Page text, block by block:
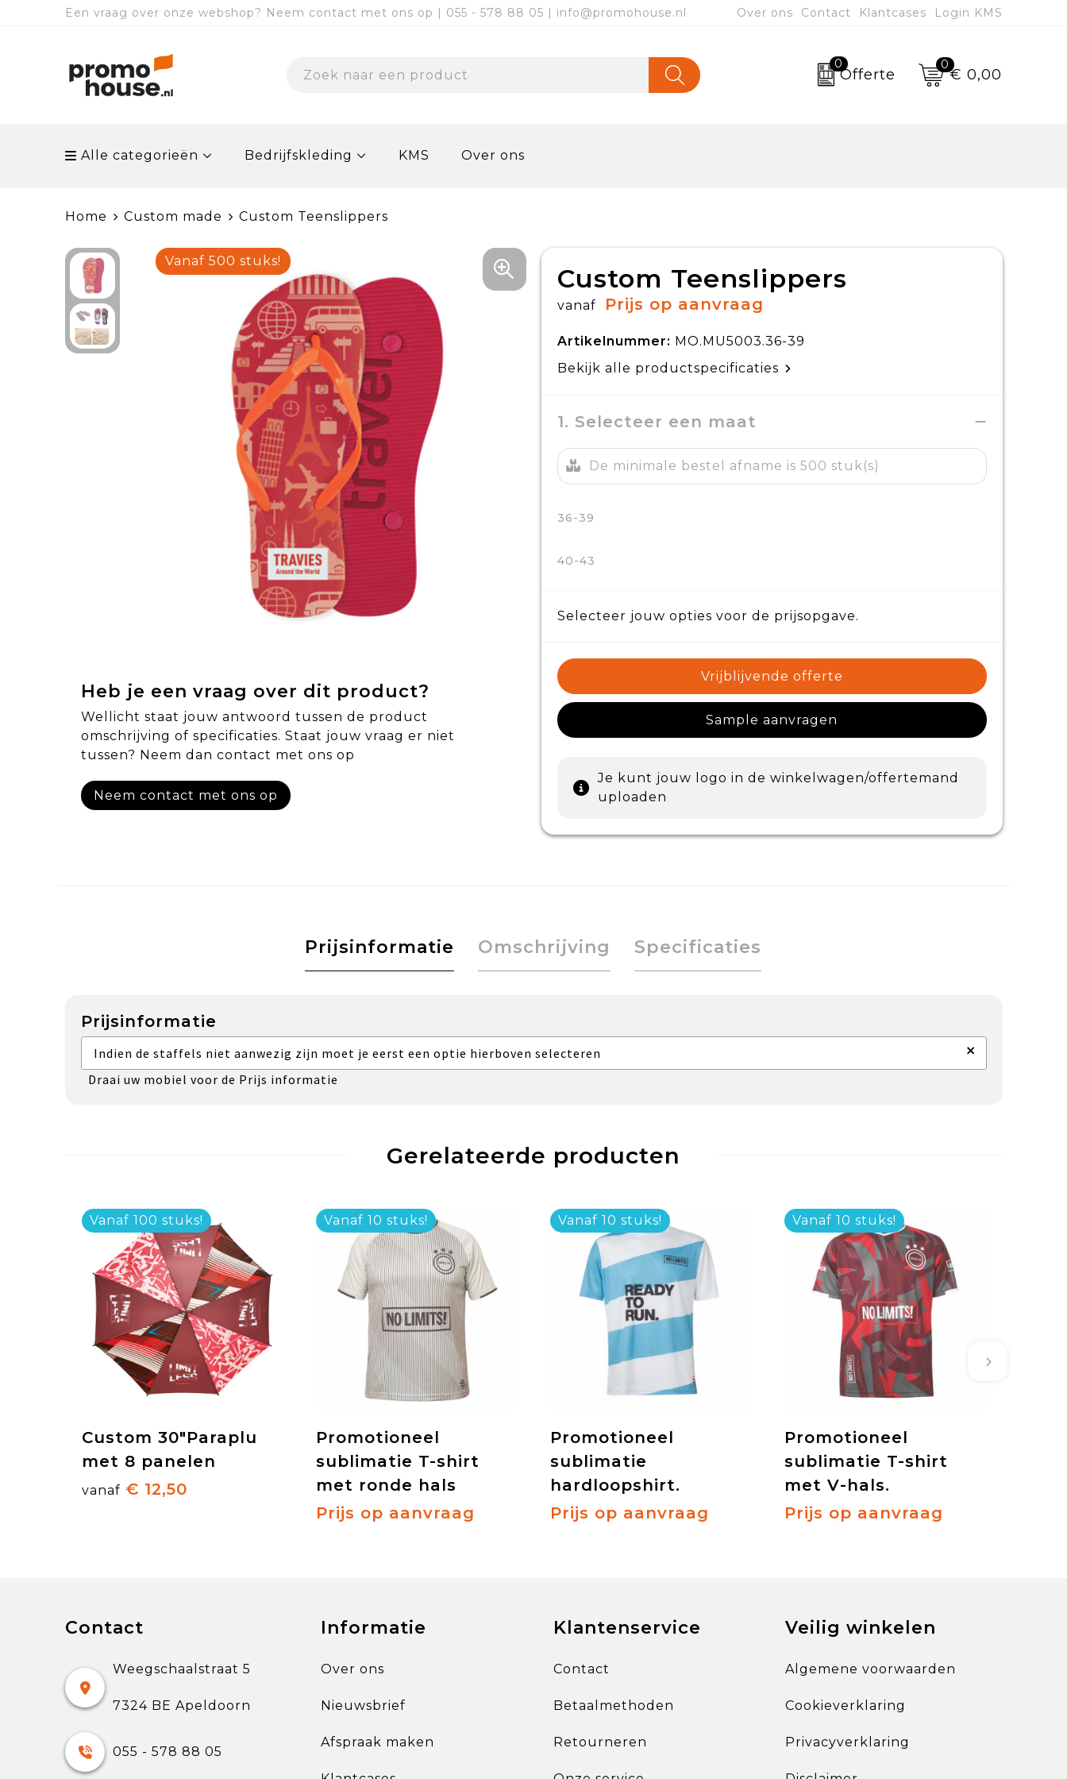
Een vraag over onze webshop? Neem contact met ons op | 055 - 578 88 05 | info@promohouse.nl Over ons Contact Klantcases Login KMS
0
Offerte
0
€ 0,00
Alle categorieën Bedrijfskleding KMS Over ons
Home Custom made Custom Teenslippers
Vanaf 500 stuks!
Heb je een vraag over dit product?
Wellicht staat jouw antwoord tussen de product
omschrijving of specificaties. Staat jouw vraag er niet
tussen? Neem dan contact met ons op
Neem contact met ons op
Custom Teenslippers
vanaf Prijs op aanvraag
Artikelnummer: MO.MU5003.36-39
Bekijk alle productspecificaties
1. Selecteer een maat
De minimale bestel afname is 500 stuk(s)
36-39
40-43
Selecteer jouw opties voor de prijsopgave.
Vrijblijvende offerte
Sample aanvragen
Je kunt jouw logo in de winkelwagen/offertemand
uploaden
Prijsinformatie Omschrijving Specificaties
Prijsinformatie
Indien de staffels niet aanwezig zijn moet je eerst een optie hierboven selecteren ×
Draai uw mobiel voor de Prijs informatie
Gerelateerde producten
Vanaf 100 stuks!
Custom 30"Paraplu
met 8 panelen
vanaf € 12,50
Vanaf 10 stuks!
Promotioneel
sublimatie T-shirt
met ronde hals
Prijs op aanvraag
Vanaf 10 stuks!
Promotioneel
sublimatie
hardloopshirt.
Prijs op aanvraag
Vanaf 10 stuks!
Promotioneel
sublimatie T-shirt
met V-hals.
Prijs op aanvraag
Contact
Weegschaalstraat 5
7324 BE Apeldoorn
055 - 578 88 05
Informatie
Over ons
Nieuwsbrief
Afspraak maken
Klantenservice
Contact
Betaalmethoden
Retourneren
Veilig winkelen
Algemene voorwaarden
Cookieverklaring
Privacyverklaring